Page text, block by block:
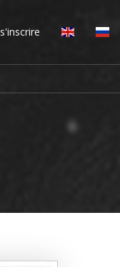
s'inscrire